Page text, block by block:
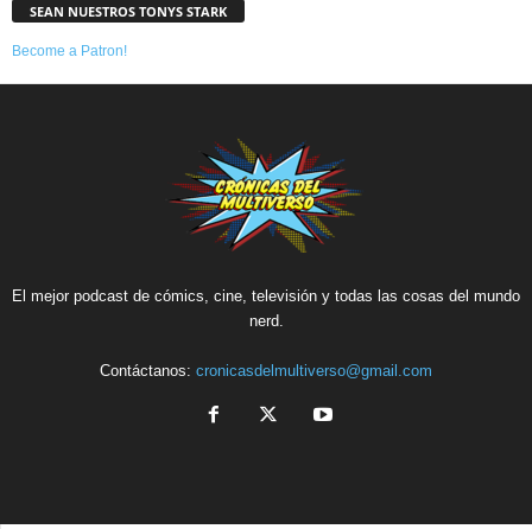
SEAN NUESTROS TONYS STARK
Become a Patron!
El mejor podcast de cómics, cine, televisión y todas las cosas del mundo
nerd.
Contáctanos: cronicasdelmultiverso@gmail.com